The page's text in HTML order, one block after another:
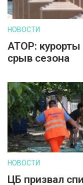
НОВОСТИ
АТОР:
срыв сезона
НОВОСТИ
ЦБ призвал